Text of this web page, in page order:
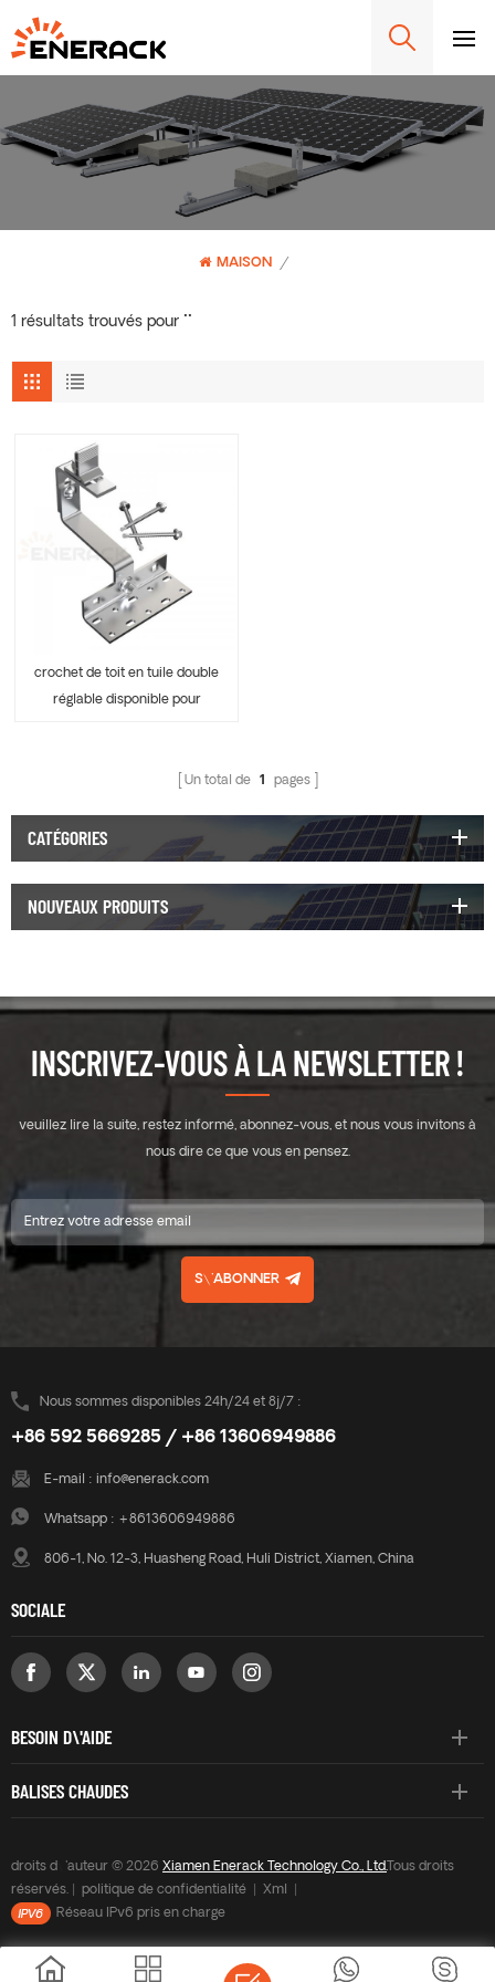
MAISON /
1 résultats trouvés pour ""
crochet de toit en tuile double
réglable disponible pour
Un total de 1 pages
CATÉGORIES
NOUVEAUX PRODUITS
INSCRIVEZ-VOUS À LA NEWSLETTER !
veuillez lire la suite, restez informé, abonnez-vous, et nous vous invitons à
nous dire ce que vous en pensez.
S\'ABONNER
Nous sommes disponibles 24h/24 et 8j/7 :
+86 592 5669285 / +86 13606949886
E-mail : info@enerack.com
Whatsapp : +8613606949886
806-1, No. 12-3, Huasheng Road, Huli District, Xiamen, China
SOCIALE
BESOIN D\'AIDE
BALISES CHAUDES
droits d\'auteur © 2026 Xiamen Enerack Technology Co., Ltd.Tous droits
réservés. |
politique de confidentialité Xml
Réseau IPv6 pris en charge